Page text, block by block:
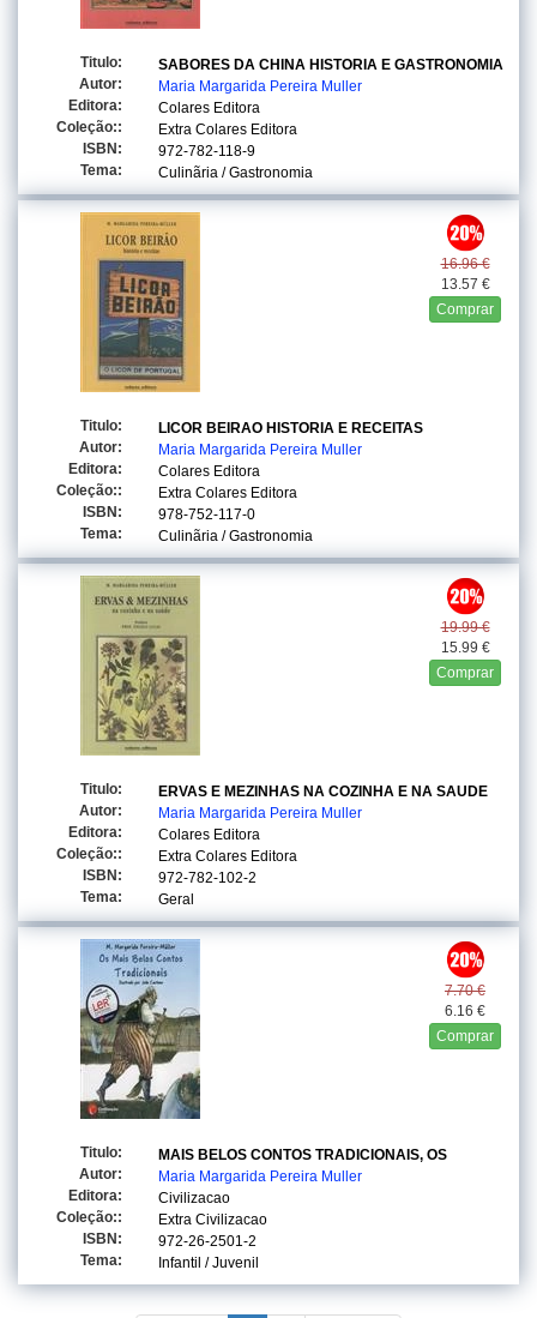
Titulo:
SABORES DA CHINA HISTORIA E GASTRONOMIA
Autor:
Maria Margarida Pereira Muller
Editora:
Colares Editora
Coleção::
Extra Colares Editora
ISBN:
972-782-118-9
Tema:
Culinãria / Gastronomia
16.96 €
13.57 €
Comprar
Titulo:
LICOR BEIRAO HISTORIA E RECEITAS
Autor:
Maria Margarida Pereira Muller
Editora:
Colares Editora
Coleção::
Extra Colares Editora
ISBN:
978-752-117-0
Tema:
Culinãria / Gastronomia
19.99 €
15.99 €
Comprar
Titulo:
ERVAS E MEZINHAS NA COZINHA E NA SAUDE
Autor:
Maria Margarida Pereira Muller
Editora:
Colares Editora
Coleção::
Extra Colares Editora
ISBN:
972-782-102-2
Tema:
Geral
7.70 €
6.16 €
Comprar
Titulo:
MAIS BELOS CONTOS TRADICIONAIS, OS
Autor:
Maria Margarida Pereira Muller
Editora:
Civilizacao
Coleção::
Extra Civilizacao
ISBN:
972-26-2501-2
Tema:
Infantil / Juvenil